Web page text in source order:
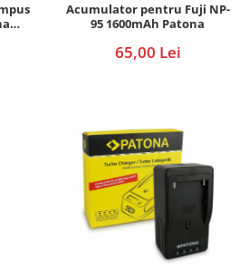
Acumulator pentru Fuji NP-
95 1600mAh Patona
65,00 Lei